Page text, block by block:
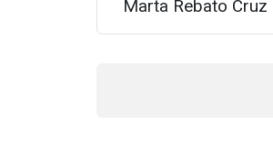
Marta Rebato Cruz